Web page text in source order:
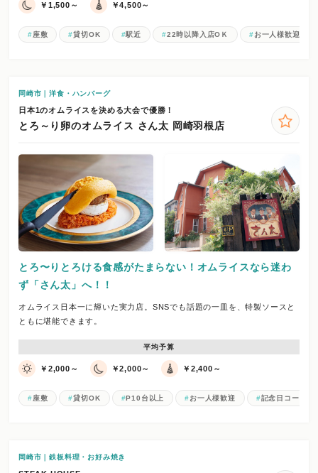
￥1,500～ ￥4,500～
座敷 貸切OK 駅近 22時以降入店OＫ お一人様歓迎
岡崎市｜洋食・ハンバーグ
日本1のオムライスを決める大会で優勝！
とろ～り卵のオムライス さん太 岡崎羽根店
とろ〜りとろける食感がたまらない！オムライスなら迷わ
ず「さん太」へ！！
オムライス日本一に輝いた実力店。SNSでも話題の一皿を、特製ソースと
ともに堪能できます。
平均予算
￥2,000～ ￥2,000～ ￥2,400～
座敷 貸切OK P10台以上 お一人様歓迎 記念日コース
岡崎市｜鉄板料理・お好み焼き